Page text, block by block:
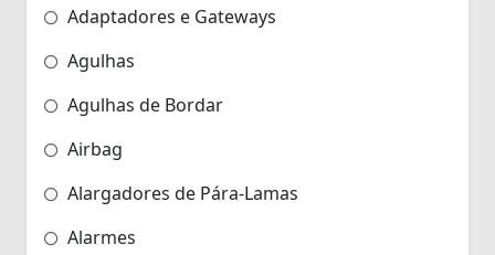
Adaptadores e Gateways
Agulhas
Agulhas de Bordar
Airbag
Alargadores de Pára-Lamas
Alarmes